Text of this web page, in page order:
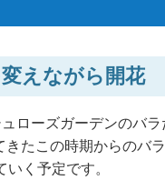
変えながら開花
ローズガーデンのバ
たこの時期からのバ
く予定です。